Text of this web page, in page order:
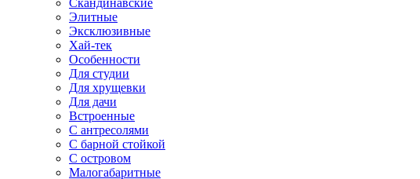
Элитные
Эксклюзивные
Хай-тек
Особенности
Для студии
Для хрущевки
Для дачи
Встроенные
С антресолями
С барной стойкой
С островом
Малогабаритные